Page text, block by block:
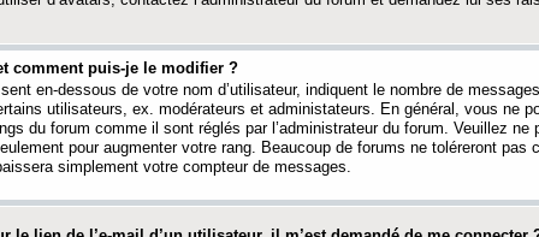
comment puis-je le modifier ?
en-dessous de votre nom d’utilisateur, indiquent le nombre de
utilisateurs, ex. modérateurs et administateurs. En général, vous ne
du forum comme il sont réglés par l’administrateur du forum. Veuillez ne
pour augmenter votre rang. Beaucoup de forums ne toléreront pas
simplement votre compteur de messages.